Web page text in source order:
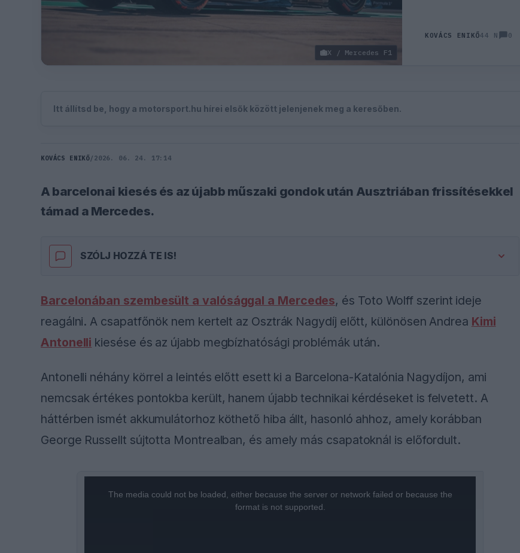
X / Mercedes F1
KOVÁCS ENIKŐ44 N 0
Itt állítsd be, hogy a motorsport.hu hírei elsők között jelenjenek meg a keresőben.
KOVÁCS ENIKŐ/ 2026. 06. 24. 17:14
A barcelonai kiesés és az újabb műszaki gondok után Ausztriában frissítésekkel
támad a Mercedes.
SZÓLJ HOZZÁ TE IS!
Barcelonában szembesült a valósággal a Mercedes, és Toto Wolff szerint ideje
reagálni. A csapatfőnök nem kertelt az Osztrák Nagydíj előtt, különösen Andrea Kimi
Antonelli kiesése és az újabb megbízhatósági problémák után.
Antonelli néhány körrel a leintés előtt esett ki a Barcelona-Katalónia Nagydíjon, ami
nemcsak értékes pontokba került, hanem újabb technikai kérdéseket is felvetett. A
háttérben ismét akkumulátorhoz köthető hiba állt, hasonló ahhoz, amely korábban
George Russellt sújtotta Montrealban, és amely más csapatoknál is előfordult.
The media could not be loaded, either because the server or network failed or because the
format is not supported.